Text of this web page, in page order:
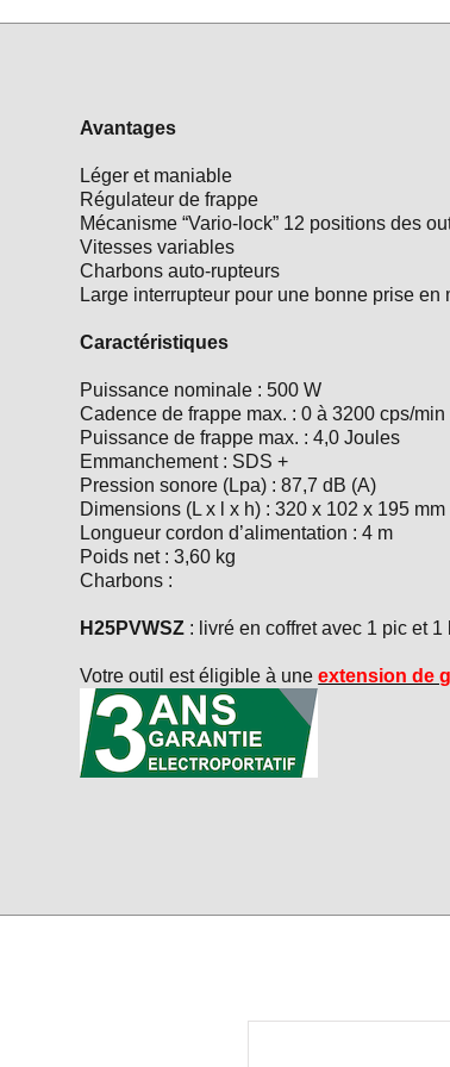
Avantages
Léger et maniable
Régulateur de frappe
Mécanisme “Vario-lock” 12 positions des
Vitesses variables
Charbons auto-rupteurs
Large interrupteur pour une bonne prise en
Caractéristiques
Puissance nominale : 500 W
Cadence de frappe max. : 0 à 3200 cps/min
Puissance de frappe max. : 4,0 Joules
Emmanchement : SDS +
Pression sonore (Lpa) : 87,7 dB (A)
Dimensions (L x l x h) : 320 x 102 x 195 mm
Longueur cordon d’alimentation : 4 m
Poids net : 3,60 kg
Charbons :
H25PVWSZ : livré en coffret avec 1 pic et
Votre outil est éligible à uneextension de